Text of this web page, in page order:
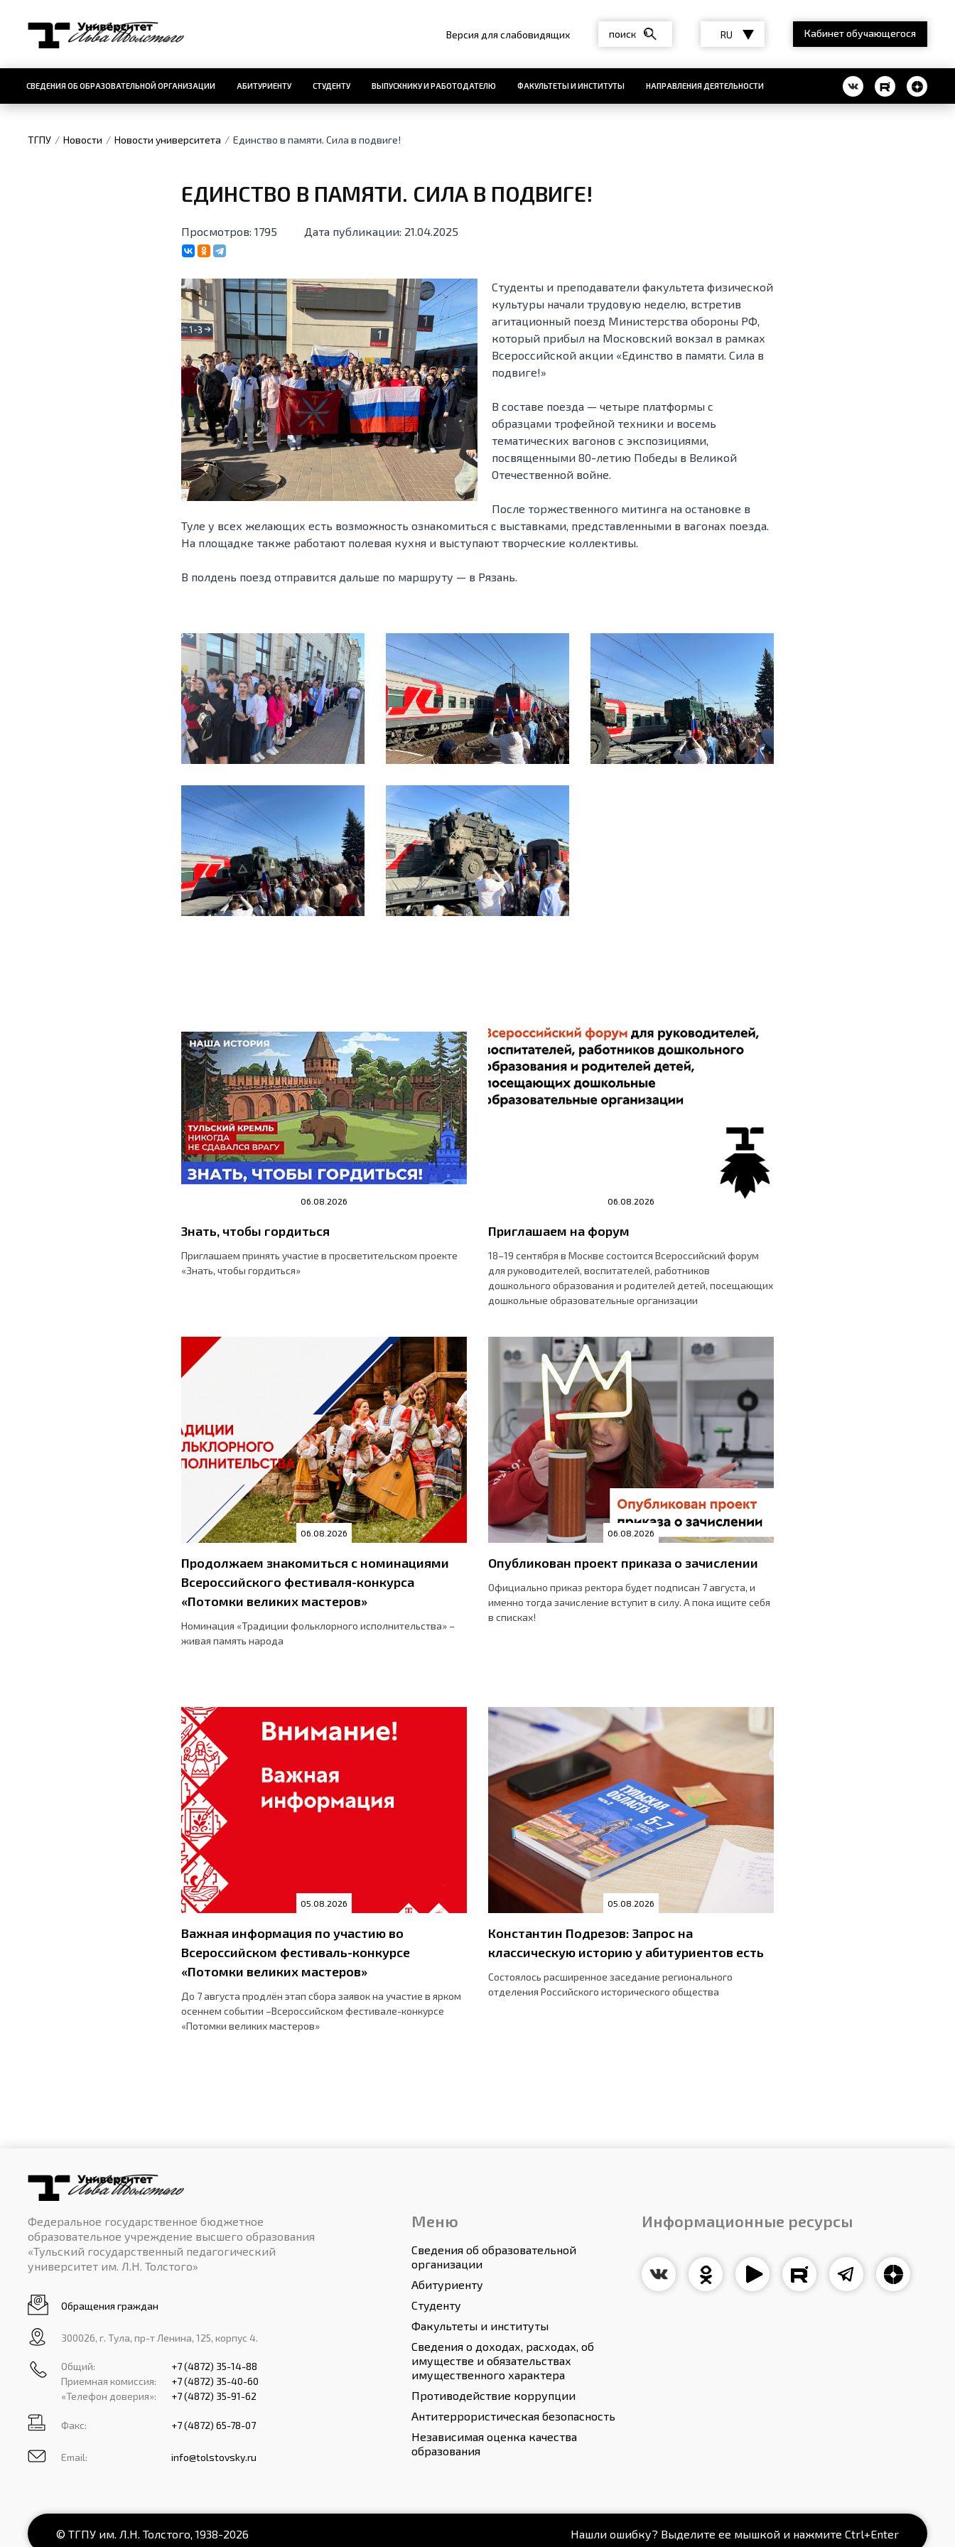
Версия для слабовидящих RU Кабинет обучающегося
СВЕДЕНИЯ ОБ ОБРАЗОВАТЕЛЬНОЙ ОРГАНИЗАЦИИ АБИТУРИЕНТУ СТУДЕНТУ ВЫПУСКНИКУ И РАБОТОДАТЕЛЮ ФАКУЛЬТЕТЫ И ИНСТИТУТЫ НАПРАВЛЕНИЯ ДЕЯТЕЛЬНОСТИ
ТГПУ Новости Новости университета Единство в памяти. Сила в подвиге!
ЕДИНСТВО В ПАМЯТИ. СИЛА В ПОДВИГЕ!
Просмотров: 1795 Дата публикации: 21.04.2025
Студенты и преподаватели факультета физической
культуры начали трудовую неделю, встретив
агитационный поезд Министерства обороны РФ,
который прибыл на Московский вокзал в рамках
Всероссийской акции «Единство в памяти. Сила в
подвиге!»
В составе поезда — четыре платформы с
образцами трофейной техники и восемь
тематических вагонов с экспозициями,
посвященными 80-летию Победы в Великой
Отечественной войне.
После торжественного митинга на остановке в
Туле у всех желающих есть возможность ознакомиться с выставками, представленными в вагонах поезда.
На площадке также работают полевая кухня и выступают творческие коллективы.
В полдень поезд отправится дальше по маршруту — в Рязань.
06.08.2026
Знать, чтобы гордиться
Приглашаем принять участие в просветительском проекте
«Знать, чтобы гордиться»
06.08.2026
Приглашаем на форум
18–19 сентября в Москве состоится Всероссийский форум
для руководителей, воспитателей, работников
дошкольного образования и родителей детей, посещающих
дошкольные образовательные организации
06.08.2026
Продолжаем знакомиться с номинациями
Всероссийского фестиваля-конкурса
«Потомки великих мастеров»
Номинация «Традиции фольклорного исполнительства» –
живая память народа
06.08.2026
Опубликован проект приказа о зачислении
Официально приказ ректора будет подписан 7 августа, и
именно тогда зачисление вступит в силу. А пока ищите себя
в списках!
05.08.2026
Важная информация по участию во
Всероссийском фестиваль-конкурсе
«Потомки великих мастеров»
До 7 августа продлён этап сбора заявок на участие в ярком
осеннем событии –Всероссийском фестивале-конкурсе
«Потомки великих мастеров»
05.08.2026
Константин Подрезов: Запрос на
классическую историю у абитуриентов есть
Состоялось расширенное заседание регионального
отделения Российского исторического общества
Федеральное государственное бюджетное
образовательное учреждение высшего образования
«Тульский государственный педагогический
университет им. Л.Н. Толстого»
Обращения граждан
300026, г. Тула, пр-т Ленина, 125, корпус 4.
Общий:
+7 (4872) 35-14-88
Приемная комиссия:
+7 (4872) 35-40-60
«Телефон доверия»:
+7 (4872) 35-91-62
Факс: +7 (4872) 65-78-07
Email: info@tolstovsky.ru
Меню
Сведения об образовательной
организации
Абитуриенту
Студенту
Факультеты и институты
Сведения о доходах, расходах, об
имуществе и обязательствах
имущественного характера
Противодействие коррупции
Антитеррористическая безопасность
Независимая оценка качества
образования
Информационные ресурсы
© ТГПУ им. Л.Н. Толстого, 1938-2026 Нашли ошибку? Выделите ее мышкой и нажмите Ctrl+Enter